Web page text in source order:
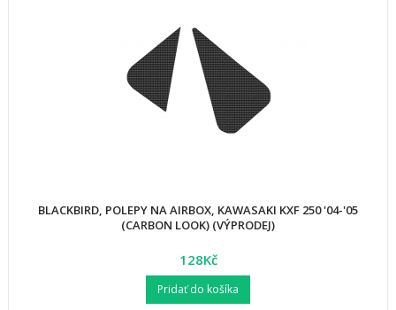
BLACKBIRD, POLEPY NA AIRBOX, KAWASAKI KXF 250 '04-'05
(CARBON LOOK) (VÝPRODEJ)
128Kč
Pridať do košíka